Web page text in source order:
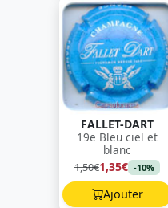
FALLET-DART
19e Bleu ciel et
blanc
1,50€1,35€ -10%
Ajouter